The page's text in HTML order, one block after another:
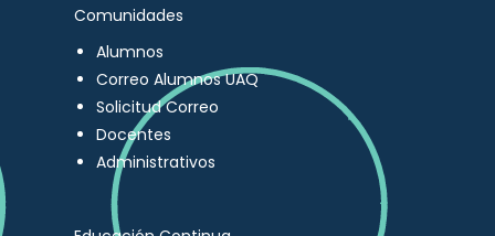
Comunidades
Alumnos
Correo Alumnos UAQ
Solicitud Correo
Docentes
Administrativos